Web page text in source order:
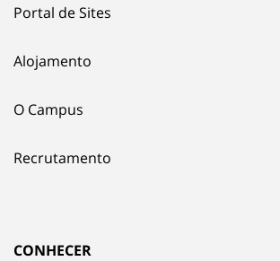
Portal de Sites
Alojamento
O Campus
Recrutamento
CONHECER